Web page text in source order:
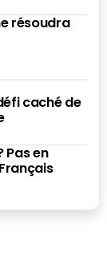
résoudra
caché de
Pas en